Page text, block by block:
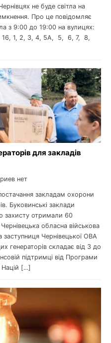
не буде світла на
Про це повідомляє
з 9:00 до 19:00 на вулицях:
16, 1, 2, 3, 4, 5А, 5, 6, 7, 8,
для закладів
нет
закладам охорони
Буковинські заклади
захисту отримали 60
обласна військова
заступниця Чернівецької ОВА
генераторів складає від 3 до
підтримці від Програми
Націй […]